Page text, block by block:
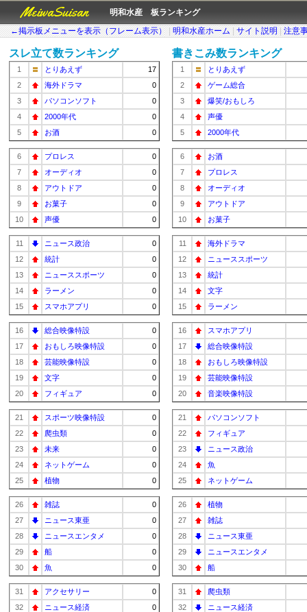
MeiwaSuisan
明和水産 板ランキング
←掲示板メニューを表示（フレーム表示）
明和水産ホーム サイト説明 注意
スレ立て数ランキング
1 とりあえず
17
2
海外ドラマ
0
3
パソコンソフト
0
4
2000年代
0
5
お酒 0
6 プロレス
0
7
オーディオ
0
8
アウトドア
0
9
お菓子
0
10
声優 0
11 ニュース政治
0
12
統計
0
13
ニューススポーツ
0
14
ラーメン
0
15
スマホアプリ 0
16 総合映像特設
0
17
おもしろ映像特設
0
18
芸能映像特設
0
19
文字
0
20
フィギュア 0
21 スポーツ映像特設
0
22
爬虫類
0
23
未来
0
24
ネットゲーム
0
25
植物 0
26 雑誌
0
27
ニュース東亜
0
28
ニュースエンタメ
0
29
船
0
30
魚 0
31 アクセサリー
0
32
ニュース経済
0
書きこみ数ランキング
1
とりあえず
2
ゲーム総合
3
爆笑/おもしろ
4
声優
5
2000年代
6
お酒
7
プロレス
8
オーディオ
9
アウトドア
10
お菓子
11
海外ドラマ
12
ニューススポーツ
13
統計
14
文字
15
ラーメン
16
スマホアプリ
17
総合映像特設
18
おもしろ映像特設
19
芸能映像特設
20
音楽映像特設
21
パソコンソフト
22
フィギュア
23
ニュース政治
24
魚
25
ネットゲーム
26
植物
27
雑誌
28
ニュース東亜
29
ニュースエンタメ
30
船
31
爬虫類
32
ニュース経済